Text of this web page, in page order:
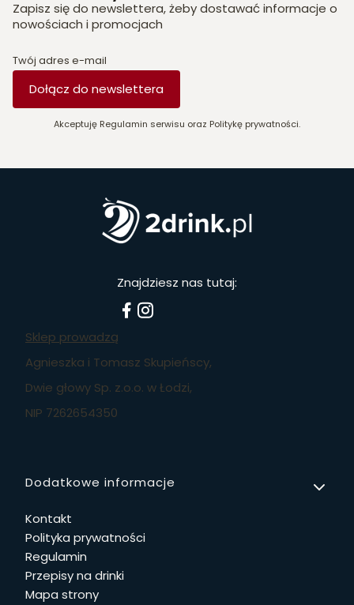
Zapisz się do newslettera, żeby dostawać informacje o
nowościach i promocjach
Twój adres e-mail
Dołącz do newslettera
Akceptuję Regulamin serwisu oraz Politykę prywatności.
Znajdziesz nas tutaj:
Sklep prowadzą
Agnieszka i Tomasz Skupieńscy,
Dwie głowy Sp. z.o.o. w Łodzi,
NIP 7262654350
Linki w stopce
Dodatkowe informacje
Kontakt
Polityka prywatności
Regulamin
Przepisy na drinki
Mapa strony